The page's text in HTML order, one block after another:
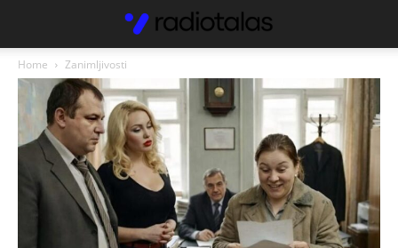
Home Zanimljivosti